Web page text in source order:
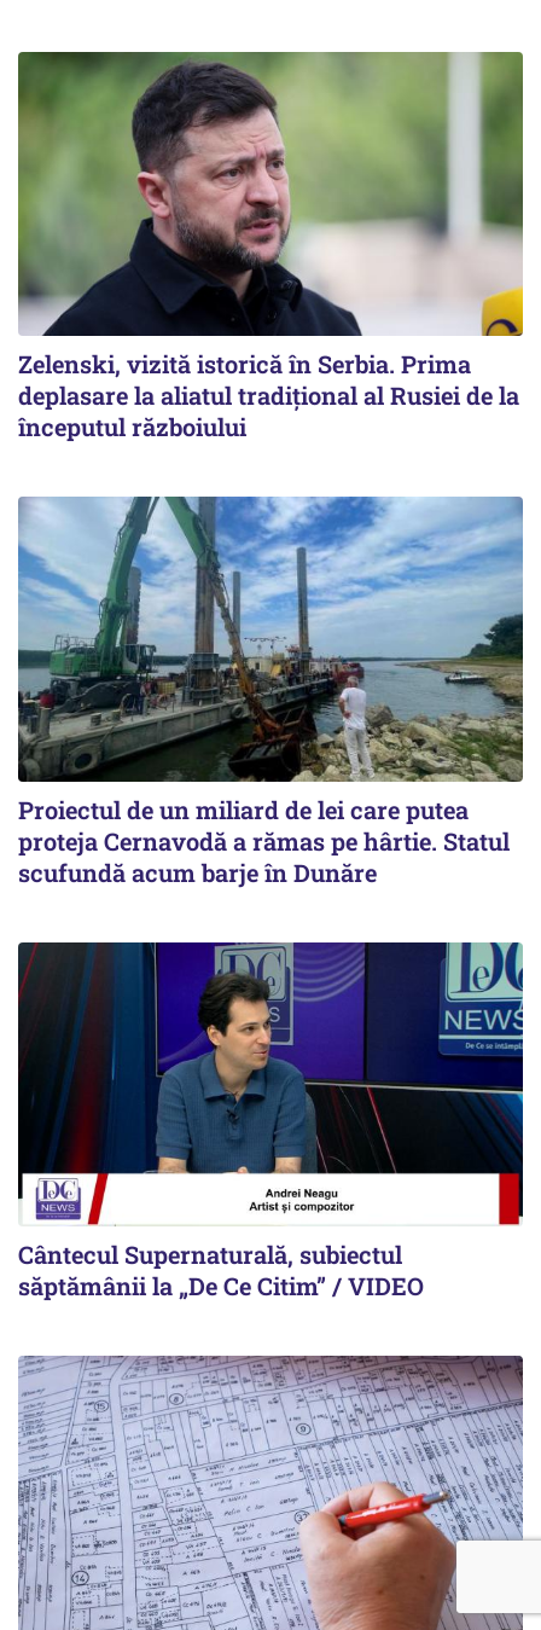
Zelenski, vizită istorică în Serbia. Prima
deplasare la aliatul tradițional al Rusiei de la
începutul războiului
Proiectul de un miliard de lei care putea
proteja Cernavodă a rămas pe hârtie. Statul
scufundă acum barje în Dunăre
Cântecul Supernaturală, subiectul
săptămânii la „De Ce Citim” / VIDEO